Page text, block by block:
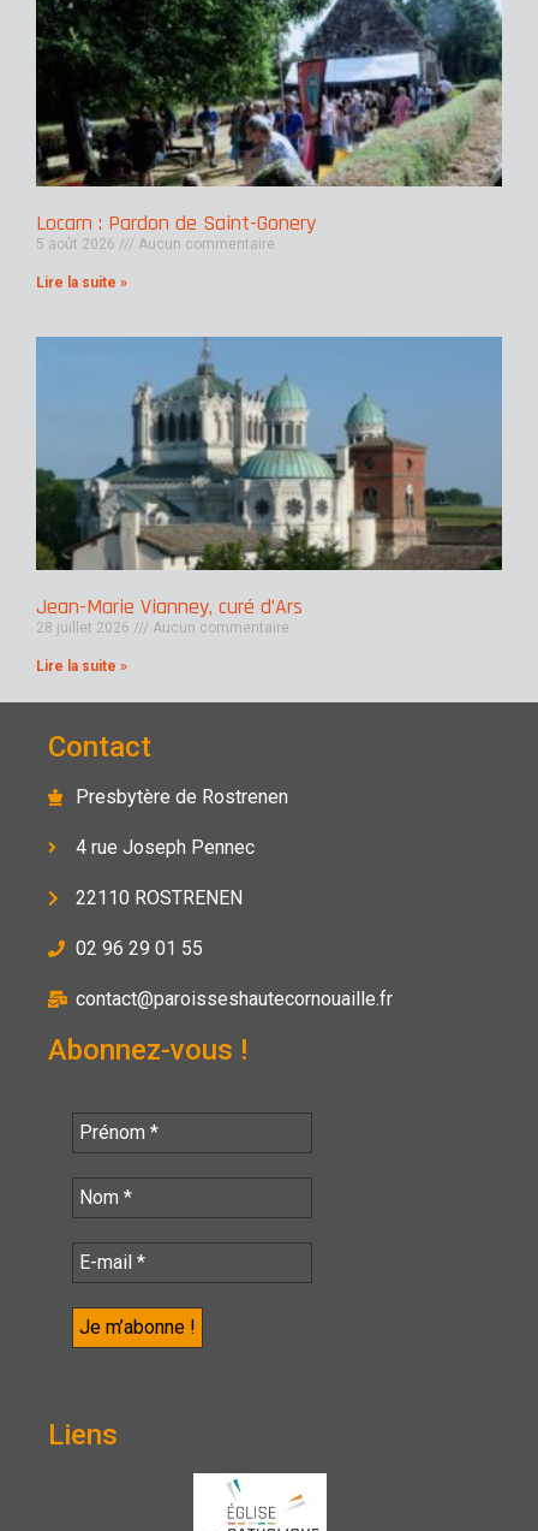
Locarn : Pardon de Saint-Gonery
5 août 2026 Aucun commentaire
Lire la suite »
Jean-Marie Vianney, curé d’Ars
28 juillet 2026 Aucun commentaire
Lire la suite »
Contact
Presbytère de Rostrenen
4 rue Joseph Pennec
22110 ROSTRENEN
02 96 29 01 55
contact@paroisseshautecornouaille.fr
Abonnez-vous !
Liens